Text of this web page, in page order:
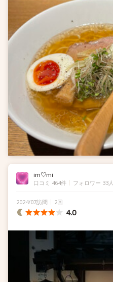
im♡mi
口コミ 464件 フォロワー 33人
2024/07訪問 2回
4.0